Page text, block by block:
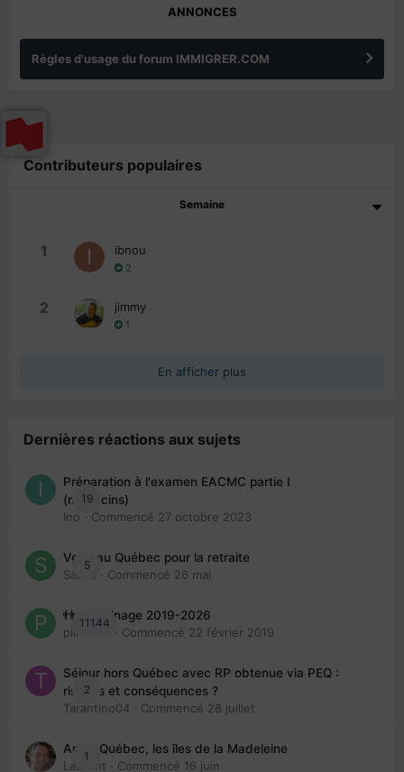
ANNONCES
Règles d'usage du forum IMMIGRER.COM
Contributeurs populaires
Semaine
1 ibnou
2
2 jimmy
1
En afficher plus
Dernières réactions aux sujets
19
Préparation à l'examen EACMC partie I
(médecins)
Ino · Commencé 27 octobre 2023
5
Venir au Québec pour la retraite
Sab74
· Commencé 26 mai
11144
👬 Parrainage 2019-2026
piinoush · Commencé 22 février 2019
2
Séjour hors Québec avec RP obtenue via PEQ :
risques et conséquences ?
Tarantino04 · Commencé 28 juillet
1
Arte : Québec, les îles de la Madeleine
Laurent · Commencé 16 juin